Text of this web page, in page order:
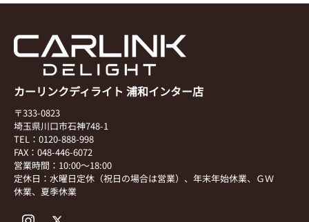
カーリンクディライト 浦和インター店
〒333-0823
埼玉県川口市石神748-1
TEL：0120-888-998
FAX：048-446-6072
営業時間：10:00～18:00
定休日：水曜日定休（祝日の場合は営業）、年末年始休業、ＧＷ
休業、夏季休業